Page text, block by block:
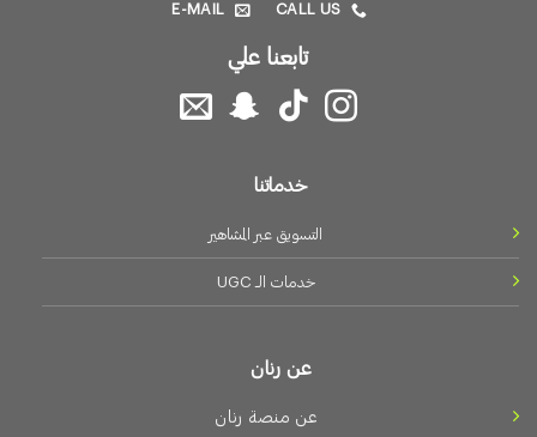
CALL US
E-MAIL
تابعنا علي
خدماتنا
التسويق عبر المشاهير
خدمات الـــ UGC
عن رنان
عن منصة رنان